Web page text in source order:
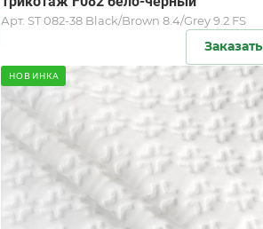
Арт. ST 082-38 Black/Brown 8.4/Grey 9.2 FS
Заказать
НОВИНКА